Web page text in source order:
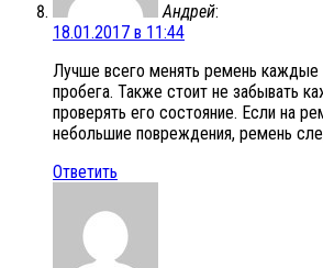
Андрей:
18.01.2017 в 11:44
Лучше всего менять ремень каждые
пробега. Также стоит не забывать
проверять его состояние. Если на
небольшие повреждения, ремень
Ответить